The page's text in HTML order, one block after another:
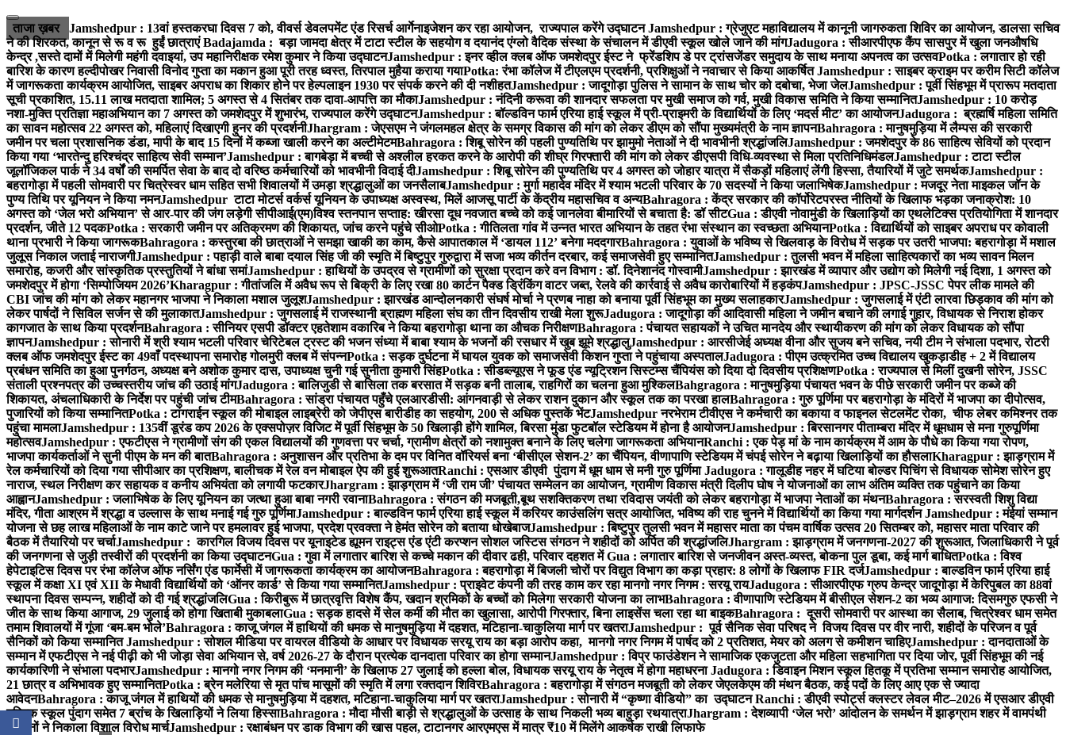
Skip
to
content
ताजा ख़बर Jamshedpur : 13वां हस्तकरघा दिवस 7 को, वीवर्स डेवलपमेंट एंड रिसर्च आर्गेनाइजेशन कर रहा आयोजन, राज्यपाल करेंगे उद्घाटनJamshedpur : ग्रेजुएट महाविद्यालय में कानूनी जागरुकता शिविर का आयोजन, डालसा सचिव
ने की शिरकत, कानून से रू व रू हुईं छात्राएंBadajamda : बड़ा जामदा क्षेत्र में टाटा स्टील के सहयोग व दयानंद एंग्लो वैदिक संस्था के संचालन में डीएवी स्कूल खोले जाने की मांगJadugora : सीआरपीएफ कैंप सासपुर में खुला जनऔषधि
केन्द्र ,सस्ते दामों में मिलेगी महंगी दवाइयां, उप महानिरीक्षक रमेश कुमार ने किया उद्घाटनJamshedpur : इनर व्हील क्लब ऑफ जमशेदपुर ईस्ट ने फ्रेंडशिप डे पर ट्रांसजेंडर समुदाय के साथ मनाया अपनत्व का उत्सवPotka : लगातार हो रही
बारिश के कारण हल्दीपोखर निवासी विनोद गुप्ता का मकान हुआ पूरी तरह ध्वस्त, तिरपाल मुहैया कराया गयाPotka: रंभा कॉलेज में टीएलएम प्रदर्शनी, प्रशिक्षुओं ने नवाचार से किया आकर्षितJamshedpur : साइबर क्राइम पर करीम सिटी कॉलेज
में जागरूकता कार्यक्रम आयोजित, साइबर अपराध का शिकार होने पर हेल्पलाइन 1930 पर संपर्क करने की दी नशीहतJamshedpur : जादूगोड़ा पुलिस ने सामान के साथ चोर को दबोचा, भेजा जेलJamshedpur : पूर्वी सिंहभूम में प्रारूप मतदाता
सूची प्रकाशित, 15.11 लाख मतदाता शामिल; 5 अगस्त से 4 सितंबर तक दावा-आपत्ति का मौकाJamshedpur : नंदिनी करूवा की शानदार सफलता पर मुखी समाज को गर्व, मुखी विकास समिति ने किया सम्मानितJamshedpur : 10 करोड़
नशा-मुक्ति प्रतिज्ञा महाअभियान का 7 अगस्त को जमशेदपुर में शुभारंभ, राज्यपाल करेंगे उद्घाटनJamshedpur : बॉल्डविन फार्म एरिया हाई स्कूल में प्री-प्राइमरी के विद्यार्थियों के लिए ‘मदर्स मीट’ का आयोजनJadugora : ब्रह्मर्षि महिला समिति
का सावन महोत्सव 22 अगस्त को, महिलाएं दिखाएगी हुनर की प्रदर्शनीJhargram : जेएसएम ने जंगलमहल क्षेत्र के समग्र विकास की मांग को लेकर डीएम को सौंपा मुख्यमंत्री के नाम ज्ञापनBahragora : मानुषमुड़िया में लैम्पस की सरकारी
जमीन पर चला प्रशासनिक डंडा, मापी के बाद 15 दिनों में कब्जा खाली करने का अल्टीमेटमBahragora : शिबू सोरेन की पहली पुण्यतिथि पर झामुमो नेताओं ने दी भावभीनी श्रद्धांजलिJamshedpur : जमशेदपुर के 86 साहित्य सेवियों को प्रदान
किया गया ‘भारतेन्दु हरिश्चंद्र साहित्य सेवी सम्मान’Jamshedpur : बागबेड़ा में बच्ची से अश्लील हरकत करने के आरोपी की शीघ्र गिरफ्तारी की मांग को लेकर डीएसपी विधि-व्यवस्था से मिला प्रतिनिधिमंडलJamshedpur : टाटा स्टील
जूलॉजिकल पार्क ने 34 वर्षों की समर्पित सेवा के बाद दो वरिष्ठ कर्मचारियों को भावभीनी विदाई दीJamshedpur : शिबू सोरेन की पुण्यतिथि पर 4 अगस्त को जोहार यात्रा में सैकड़ों महिलाएं लेंगी हिस्सा, तैयारियों में जुटे समर्थकJamshedpur :
बहरागोड़ा में पहली सोमवारी पर चित्रेस्वर धाम सहित सभी शिवालयों में उमड़ा श्रद्धालुओं का जनसैलाबJamshedpur : मुर्गा महादेव मंदिर में श्याम भटली परिवार के 70 सदस्यों ने किया जलाभिषेकJamshedpur : मजदूर नेता माइकल जॉन के
पुण्य तिथि पर यूनियन ने किया नमनJamshedpur टाटा मोटर्स वर्कर्स यूनियन के उपाध्यक्ष अस्वस्थ, मिलें आजसू पार्टी के केंद्रीय महासचिव व अन्यBahragora : केंद्र सरकार की कॉर्पोरेटपरस्त नीतियों के खिलाफ भड़का जनाक्रोश: 10
अगस्त को ‘जेल भरो अभियान’ से आर-पार की जंग लड़ेगी सीपीआई(एम)विश्व स्तनपान सप्ताह: खीरसा दूध नवजात बच्चे को कई जानलेवा बीमारियों से बचाता है: डॉ सीटGua : डीएवी नोवामुंडी के खिलाड़ियों का एथलेटिक्स प्रतियोगिता में शानदार
प्रदर्शन, जीते 12 पदकPotka : सरकारी जमीन पर अतिक्रमण की शिकायत, जांच करने पहुंचे सीओPotka : गीतिलता गांव में उन्नत भारत अभियान के तहत रंभा संस्थान का स्वच्छता अभियानPotka : विद्यार्थियों को साइबर अपराध पर कोवाली
थाना प्रभारी ने किया जागरूकBahragora : कस्तुरबा की छात्राओं ने समझा खाकी का काम, कैसे आपातकाल में ‘डायल 112’ बनेगा मददगारBahragora : युवाओं के भविष्य से खिलवाड़ के विरोध में सड़क पर उतरी भाजपा: बहरागोड़ा में मशाल
जुलूस निकाल जताई नाराजगीJamshedpur : पहाड़ी वाले बाबा दयाल सिंह जी की स्मृति में बिष्टुपुर गुरुद्वारा में सजा भव्य कीर्तन दरबार, कई समाजसेवी हुए सम्मानितJamshedpur : तुलसी भवन में महिला साहित्यकारों का भव्य सावन मिलन
समारोह, कजरी और सांस्कृतिक प्रस्तुतियों ने बांधा समांJamshedpur : हाथियों के उपद्रव से ग्रामीणों को सुरक्षा प्रदान करे वन विभाग : डॉ. दिनेशानंद गोस्वामीJamshedpur : झारखंड में व्यापार और उद्योग को मिलेगी नई दिशा, 1 अगस्त को
जमशेदपुर में होगा ‘सिम्पोजियम 2026’Kharagpur : गीतांजलि में अवैध रूप से बिक्री के लिए रखा 80 कार्टन पैक्ड ड्रिंकिंग वाटर जब्त, रेलवे की कार्रवाई से अवैध कारोबारियों में हड़कंपJamshedpur : JPSC-JSSC पेपर लीक मामले की
CBI जांच की मांग को लेकर महानगर भाजपा ने निकाला मशाल जुलूशJamshedpur : झारखंड आन्दोलनकारी संघर्ष मोर्चा ने प्रणब नाहा को बनाया पूर्वी सिंहभूम का मुख्य सलाहकारJamshedpur : जुगसलाई में एंटी लारवा छिड़काव की मांग को
लेकर पार्षदों ने सिविल सर्जन से की मुलाकातJamshedpur : जुगसलाई में राजस्थानी ब्राह्मण महिला संघ का तीन दिवसीय राखी मेला शुरूJadugora : जादूगोड़ा की आदिवासी महिला ने जमीन बचाने की लगाई गुहार, विधायक से निराश होकर
कागजात के साथ किया प्रदर्शनBahragora : सीनियर एसपी डॉक्टर एहतेशाम वकारिब ने किया बहरागोड़ा थाना का औचक निरीक्षणBahragora : पंचायत सहायकों ने उचित मानदेय और स्थायीकरण की मांग को लेकर विधायक को सौंपा
ज्ञापनJamshedpur : सोनारी में श्री श्याम भटली परिवार चेरिटेबल ट्रस्ट की भजन संध्या में बाबा श्याम के भजनों की रसधार में खुब झूमे श्रद्धालुJamshedpur : आरसीजेई अध्यक्ष वीना और सुजय बने सचिव, नयी टीम ने संभाला पदभार, रोटरी
क्लब ऑफ जमशेदपुर ईस्ट का 49वाँ पदस्थापना समारोह गोलमुरी क्लब में संपन्नPotka : सड़क दुर्घटना में घायल युवक को समाजसेवी किशन गुप्ता ने पहुंचाया अस्पतालJadugora : पीएम उत्क्रमित उच्च विद्यालय खुकड़ाडीह + 2 में विद्यालय
प्रबंधन समिति का हुआ पुनर्गठन, अध्यक्ष बने अशोक कुमार दास, उपाध्यक्ष चुनी गई सुनीता कुमारी सिंहPotka : सीडब्ल्यूएस ने फूड एंड न्यूट्रिशन सिस्टम्स चैंपियंस को दिया दो दिवसीय प्रशिक्षणPotka : राज्यपाल से मिलीं दुखनी सोरेन, JSSC
संताली प्रश्नपत्र की उच्चस्तरीय जांच की उठाई मांगJadugora : बालिजुडी से बासिला तक बरसात में सड़क बनी तालाब, राहगिरों का चलना हुआ मुश्किलBahgragora : मानुषमुड़िया पंचायत भवन के पीछे सरकारी जमीन पर कब्जे की
शिकायत, अंचलाधिकारी के निर्देश पर पहुंची जांच टीमBahragora : सांड्रा पंचायत पहुँचे एलआरडीसी: आंगनवाड़ी से लेकर राशन दुकान और स्कूल तक का परखा हालBahragora : गुरु पूर्णिमा पर बहरागोड़ा के मंदिरों में भाजपा का दीपोत्सव,
पुजारियों को किया सम्मानितPotka : टांगराईन स्कूल की मोबाइल लाइब्रेरी को जेपीएस बारीडीह का सहयोग, 200 से अधिक पुस्तकें भेंटJamshedpur नरभेराम टीवीएस ने कर्मचारी का बकाया व फाइनल सेटलमेंट रोका, चीफ लेबर कमिश्नर तक
पहुंचा मामलाJamshedpur : 135वीं डूरंड कप 2026 के एक्सपोज़र विजिट में पूर्वी सिंहभूम के 50 खिलाड़ी होंगे शामिल, बिरसा मुंडा फुटबॉल स्टेडियम में होना है आयोजनJamshedpur : बिरसानगर पीताम्बरा मंदिर में धूमधाम से मना गुरुपूर्णिमा
महोत्सवJamshedpur : एफटीएस ने ग्रामीणों संग की एकल विद्यालयों की गुणवत्ता पर चर्चा, ग्रामीण क्षेत्रों को नशामुक्त बनाने के लिए चलेगा जागरूकता अभियानRanchi : एक पेड़ मां के नाम कार्यक्रम में आम के पौधे का किया गया रोपण,
भाजपा कार्यकर्ताओं ने सुनी पीएम के मन की बातBahragora : अनुशासन और प्रतिभा के दम पर विनित वॉरियर्स बना ‘बीसीएल सेशन-2’ का चैंपियन, वीणापाणि स्टेडियम में चंपई सोरेन ने बढ़ाया खिलाड़ियों का हौसलाKharagpur : झाड़ग्राम में
रेल कर्मचारियों को दिया गया सीपीआर का प्रशिक्षण, बालीचक में रेल वन मोबाइल ऐप की हुई शुरूआतRanchi : एसआर डीएवी पुंदाग में धूम धाम से मनी गुरु पूर्णिमाJadugora : गालूडीह नहर में घटिया बोल्डर पिचिंग से विधायक सोमेश सोरेन हुए
नाराज, स्थल निरीक्षण कर सहायक व कनीय अभियंता को लगायी फटकारJhargram : झाड़ग्राम में ‘जी राम जी’ पंचायत सम्मेलन का आयोजन, ग्रामीण विकास मंत्री दिलीप घोष ने योजनाओं का लाभ अंतिम व्यक्ति तक पहुंचाने का किया
आह्वानJamshedpur : जलाभिषेक के लिए यूनियन का जत्था हुआ बाबा नगरी रवानाBahragora : संगठन की मजबूती,बूथ सशक्तिकरण तथा रविदास जयंती को लेकर बहरागोड़ा में भाजपा नेताओं का मंथनBahragora : सरस्वती शिशु विद्या
मंदिर, गीता आश्रम में श्रद्धा व उल्लास के साथ मनाई गई गुरु पूर्णिमाJamshedpur : बाल्डविन फार्म एरिया हाई स्कूल में करियर काउंसलिंग सत्र आयोजित, भविष्य की राह चुनने में विद्यार्थियों का किया गया मार्गदर्शनJamshedpur : मंईयां सम्मान
योजना से छह लाख महिलाओं के नाम काटे जाने पर हमलावर हुई भाजपा, प्रदेश प्रवक्ता ने हेमंत सोरेन को बताया धोखेबाजJamshedpur : बिष्टुपुर तुलसी भवन में महासर माता का पंचम वार्षिक उत्सव 20 सितम्बर को, महासर माता परिवार की
बैठक में तैयारियो पर चर्चाJamshedpur : कारगिल विजय दिवस पर यूनाइटेड ह्यूमन राइट्स एंड एंटी करप्शन सोशल जस्टिस संगठन ने शहीदों को अर्पित की श्रद्धांजलिJhargram : झाड़ग्राम में जनगणना-2027 की शुरूआत, जिलाधिकारी ने पूर्व
की जनगणना से जुड़ी तस्वीरों की प्रदर्शनी का किया उद्घाटनGua : गुवा में लगातार बारिश से कच्चे मकान की दीवार ढही, परिवार दहशत मेंGua : लगातार बारिश से जनजीवन अस्त-व्यस्त, बोकना पुल डूबा, कई मार्ग बाधितPotka : विश्व
हेपेटाइटिस दिवस पर रंभा कॉलेज ऑफ नर्सिंग एंड फार्मेसी में जागरूकता कार्यक्रम का आयोजनBahragora : बहरागोड़ा में बिजली चोरों पर विद्युत विभाग का कड़ा प्रहार: 8 लोगों के खिलाफ FIR दर्जJamshedpur : बाल्डविन फार्म एरिया हाई
स्कूल में कक्षा XI एवं XII के मेधावी विद्यार्थियों को ‘ऑनर कार्ड’ से किया गया सम्मानितJamshedpur : प्राइवेट कंपनी की तरह काम कर रहा मानगो नगर निगम : सरयू रायJadugora : सीआरपीएफ ग्रुप केन्द्र जादूगोड़ा में केरिपुबल का 88वां
स्थापना दिवस सम्पन्न, शहीदों को दी गई श्रद्धांजलिGua : किरीबुरू में छात्रवृत्ति विशेष कैंप, खदान श्रमिकों के बच्चों को मिलेगा सरकारी योजना का लाभBahragora : वीणापाणि स्टेडियम में बीसीएल सेशन-2 का भव्य आगाज: दिसमगुरु एफसी ने
जीत के साथ किया आगाज, 29 जुलाई को होगा खिताबी मुकाबलाGua : सड़क हादसे में सेल कर्मी की मौत का खुलासा, आरोपी गिरफ्तार, बिना लाइसेंस चला रहा था बाइकBahragora : दूसरी सोमवारी पर आस्था का सैलाब, चित्रेश्वर धाम समेत
तमाम शिवालयों में गूंजा ‘बम-बम भोले’Bahragora : काजू जंगल में हाथियों की धमक से मानुषमुड़िया में दहशत, मटिहाना-चाकुलिया मार्ग पर खतराJamshedpur : पूर्व सैनिक सेवा परिषद ने विजय दिवस पर वीर नारी, शहीदों के परिजन व पूर्व
सैनिकों को किया सम्मानितJamshedpur : सोशल मीडिया पर वायरल वीडियो के आधार पर विधायक सरयू राय का बड़ा आरोप कहा, मानगो नगर निगम में पार्षद को 2 प्रतिशत, मेयर को अलग से कमीशन चाहिएJamshedpur : दानदाताओं के
सम्मान में एफटीएस ने नई पीढ़ी को भी जोड़ा सेवा अभियान से, वर्ष 2026-27 के दौरान प्रत्येक दानदाता परिवार का होगा सम्मानJamshedpur : विप्र फाउंडेशन ने सामाजिक एकजुटता और महिला सहभागिता पर दिया जोर, पूर्वी सिंहभूम की नई
कार्यकारिणी ने संभाला पदभारJamshedpur : मानगो नगर निगम की ‘मनमानी’ के खिलाफ 27 जुलाई को हल्ला बोल, विधायक सरयू राय के नेतृत्व में होगा महाधरनाJadugora : डिवाइन मिशन स्कूल हितकू में प्रतिभा सम्मान समारोह आयोजित,
21 छात्र व अभिभावक हुए सम्मानितPotka : ब्रेन मलेरिया से मृत पांच मासूमों की स्मृति में लगा रक्तदान शिविरBahragora : बहरागोड़ा में संगठन मजबूती को लेकर जेएलकेएम की मंथन बैठक, कई पदों के लिए आए एक से ज्यादा
आवेदनBahragora : काजू जंगल में हाथियों की धमक से मानुषमुड़िया में दहशत, मटिहाना-चाकुलिया मार्ग पर खतराJamshedpur : सोनारी में “कृष्णा वीडियो” का उद्घाटनRanchi : डीएवी स्पोर्ट्स क्लस्टर लेवल मीट–2026 में एसआर डीएवी
पब्लिक स्कूल पुंदाग समेत 7 ब्रांच के खिलाड़ियों ने लिया हिस्साBahragora : मौदा मौसी बाड़ी से श्रद्धालुओं के उत्साह के साथ निकली भव्य बाहुड़ा रथयात्राJhargram : देशव्यापी ‘जेल भरो’ आंदोलन के समर्थन में झाड़ग्राम शहर में वामपंथी
संगठनों ने निकाला विशाल विरोध मार्चJamshedpur : रक्षाबंधन पर डाक विभाग की खास पहल, टाटानगर आरएमएस में मात्र ₹10 में मिलेंगे आकर्षक राखी लिफाफे